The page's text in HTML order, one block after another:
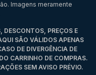
Imagens meramente
DESCONTOS, PREÇOS E
SÃO VÁLIDOS APENAS
DE DIVERGÊNCIA DE
CARRINHO DE COMPRAS.
SEM AVISO PRÉVIO.